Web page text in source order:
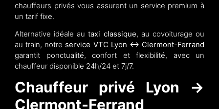
chauffeurs privés vous assurent un service premium à
un tarif fixe.
Alternative idéale autaxi classique, au covoiturage ou
au train, notre service VTC Lyon ↔ Clermont-Ferrand
garantit ponctualité, confort et flexibilité, avec un
chauffeur disponible 24h/24 et 7j/7.
Chauffeur privé Lyon →
Clermont-Ferrand